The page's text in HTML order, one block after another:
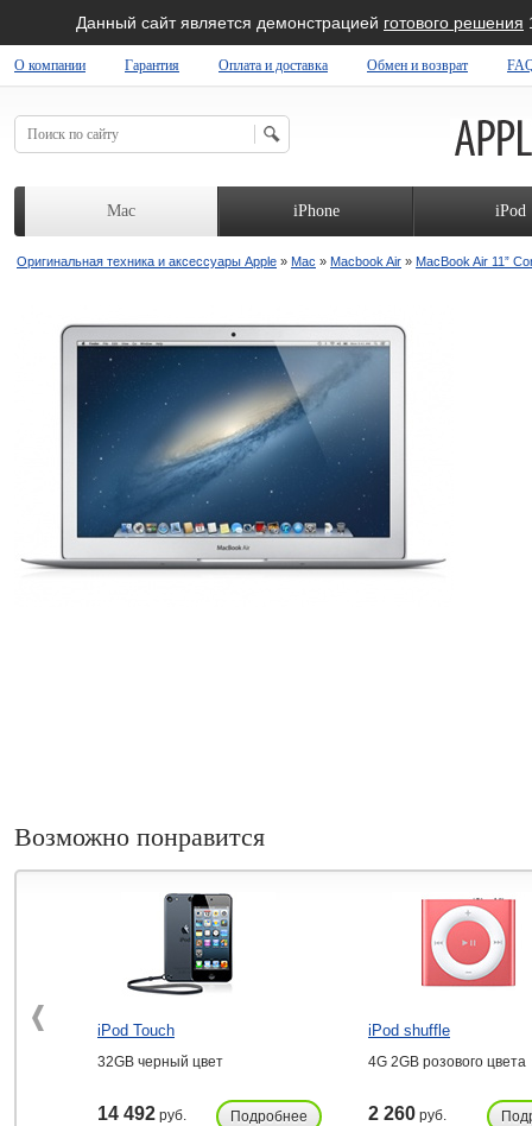
Данный сайт является демонстрацией готового решения
О компании Гарантия Оплата и доставка Обмен и возврат
Mac iPhone iPod
Оригинальная техника и аксессуары Apple » Mac » Macbook Air » MacBook Air 11”
Возможно понравится
iPod Touch
32GB черный цвет
14 492 руб. Подробнее
iPod shuffle
4G 2GB розового цвета
2 260 руб.